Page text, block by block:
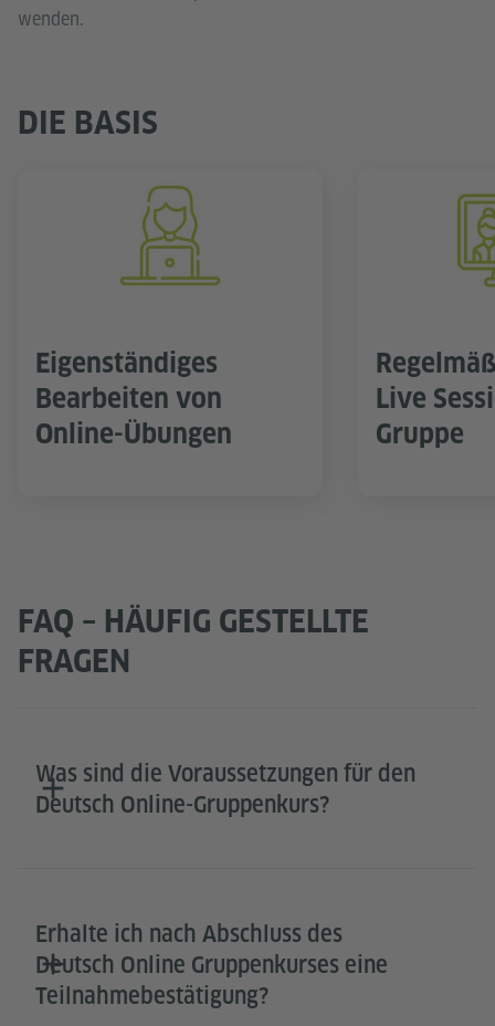
wenden.
DIE BASIS
Eigenständiges
Bearbeiten von
Online-Übungen
Live
Gruppe
FAQ – HÄUFIG GESTELLTE
FRAGEN
Was sind die Voraussetzungen für den
Deutsch Online-Gruppenkurs?
Erhalte ich nach Abschluss des
Deutsch Online Gruppenkurses eine
Teilnahmebestätigung?